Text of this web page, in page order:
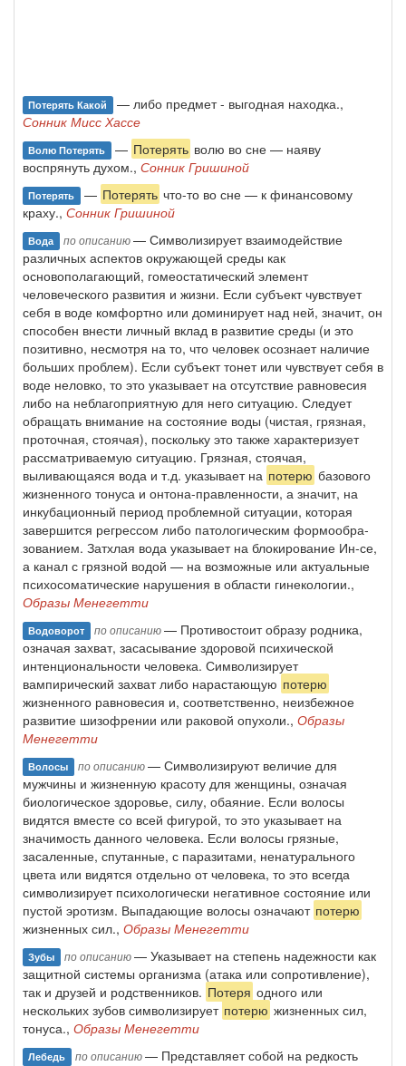
Потерять Какой — либо предмет - выгодная находка.,
Сонник Мисс Хассе
Волю Потерять — Потерять волю во сне — наяву
воспрянуть духом., Сонник Гришиной
Потерять — Потерять что-то во сне — к финансовому
краху., Сонник Гришиной
Вода по описанию— Символизирует взаимодействие
различных аспектов окружающей сре­ды как
основополагающий, гомеостатический элемент
человеческого развития и жизни. Если субъект чувствует
себя в воде комфортно или доминирует над ней, значит, он
способен внести личный вклад в разви­тие среды (и это
позитивно, несмотря на то, что человек осознает нали­чие
больших проблем). Если субъект тонет или чувствует себя в
воде неловко, то это указывает на отсутствие равновесия
либо на неблагоп­риятную для него ситуацию. Следует
обращать внимание на состояние воды (чистая, грязная,
проточная, стоячая), поскольку это также харак­теризует
рассматриваемую ситуацию. Грязная, стоячая,
выливающаяся вода и т.д. указывает на потерю базового
жизненного тонуса и онтона-правленности, а значит, на
инкубационный период проблемной ситуа­ции, которая
завершится регрессом либо патологическим формообра­
зованием. Затхлая вода указывает на блокирование Ин-се,
а канал с гряз­ной водой — на возможные или актуальные
психосоматические нару­шения в области гинекологии.,
Образы Менегетти
Водоворот по описанию— Противостоит образу родника,
означая захват, засасывание здоровой психической
интенциональности человека. Символизирует
вампирический захват либо нарастающую потерю
жизненного равновесия и, соответственно, неизбежное
развитие шизофрении или раковой опухоли., Образы
Менегетти
Волосы по описанию— Символизируют величие для
мужчины и жизненную красоту для жен­щины, означая
биологическое здоровье, силу, обаяние. Если волосы
видятся вместе со всей фигурой, то это указывает на
значимость данно­го человека. Если волосы грязные,
засаленные, спутанные, с паразита­ми, ненатурального
цвета или видятся отдельно от человека, то это все­гда
символизирует психологически негативное состояние или
пустой эротизм. Выпадающие волосы означают потерю
жизненных сил., Образы Менегетти
Зубы по описанию— Указывает на степень надежности как
защитной системы организма (ата­ка или сопротивление),
так и друзей и родственников. Потеря одного или
нескольких зубов символизирует потерю жизненных сил,
тонуса., Образы Менегетти
Лебедь по описанию— Представляет собой на редкость